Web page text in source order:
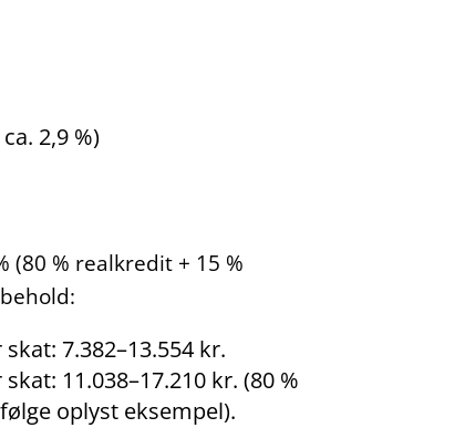
2,9 %)
(80 % realkredit + 15 %
7.382–13.554 kr.
11.038–17.210 kr. (80 %
oplyst eksempel).